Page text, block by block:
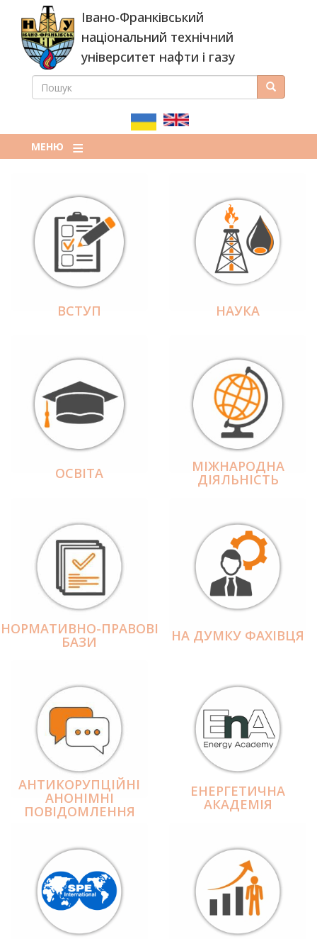
основного
вмісту
Івано-Франківський
національний технічний
університет нафти і газу
ПОШУКОВА
ПОШУК Пошук
МЕНЮ
ВСТУП НАУКА
ОСВІТА МІЖНАРОДНА
ДІЯЛЬНІCТЬ
НОРМАТИВНО-ПРАВОВІ
БАЗИ НА ДУМКУ ФАХІВЦЯ
АНТИКОРУПЦІЙНІ
АНОНІМНІ
ПОВІДОМЛЕННЯ
ЕНЕРГЕТИЧНА
АКАДЕМІЯ